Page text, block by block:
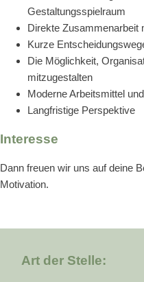
Gestaltungsspielraum
Direkte Zusammenarbeit
Kurze
Die Möglichkeit,
mitzugestalten
Moderne Arbeitsmittel
Langfristige Perspektive
Interesse
Dann freuen wir uns auf deine
Motivation.
Art der Stelle: